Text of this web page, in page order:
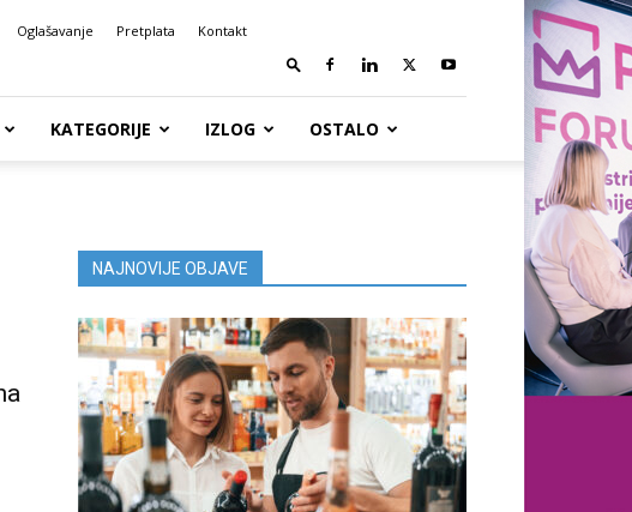
Oglašavanje Pretplata Kontakt
KATEGORIJE IZLOG OSTALO
NAJNOVIJE OBJAVE